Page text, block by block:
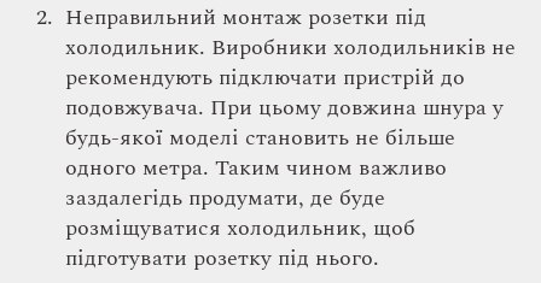
Неправильний монтаж розетки під
холодильник. Виробники холодильників не
рекомендують підключати пристрій до
подовжувача. При цьому довжина шнура у
будь-якої моделі становить не більше
одного метра. Таким чином важливо
заздалегідь продумати, де буде
розміщуватися холодильник, щоб
підготувати розетку під нього.